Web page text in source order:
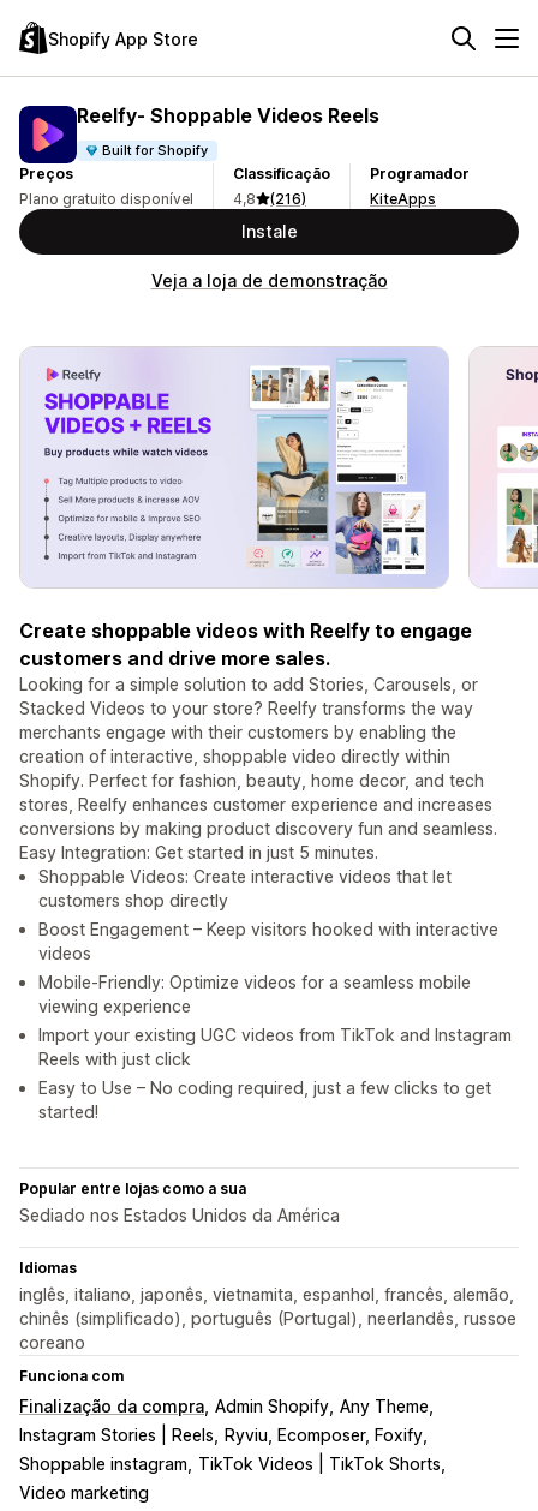
Shopify App Store
Reelfy‑ Shoppable Videos Reels
Built for Shopify
Preços
Plano gratuito disponível
Classificação
4,8
(216)
Programador
KiteApps
Instale
Veja a loja de demonstração
Create shoppable videos with Reelfy to engage
customers and drive more sales.
Looking for a simple solution to add Stories, Carousels, or
Stacked Videos to your store? Reelfy transforms the way
merchants engage with their customers by enabling the
creation of interactive, shoppable video directly within
Shopify. Perfect for fashion, beauty, home decor, and tech
stores, Reelfy enhances customer experience and increases
conversions by making product discovery fun and seamless.
Easy Integration: Get started in just 5 minutes.
Shoppable Videos: Create interactive videos that let
customers shop directly
Boost Engagement – Keep visitors hooked with interactive
videos
Mobile-Friendly: Optimize videos for a seamless mobile
viewing experience
Import your existing UGC videos from TikTok and Instagram
Reels with just click
Easy to Use – No coding required, just a few clicks to get
started!
Popular entre lojas como a sua
Sediado nos Estados Unidos da América
Idiomas
inglês, italiano, japonês, vietnamita, espanhol, francês, alemão,
chinês (simplificado), português (Portugal), neerlandês, russoe
coreano
Funciona com
Finalização da compra Admin Shopify Any Theme
Instagram Stories | Reels
Ryviu, Ecomposer, Foxify
Shoppable instagram
TikTok Videos | TikTok Shorts
Video marketing